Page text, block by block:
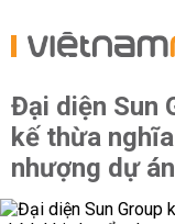
Đại diện Sun
kế thừa
nhượng dự